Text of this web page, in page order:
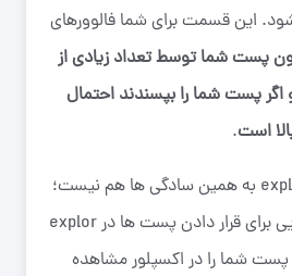
این قسمت برای شما فالوورهای
پست شما توسط تعداد زیادی از
اگر پست شما را بپسندند احتمال
است.
نمایش پست ها در explor به همین سادگی ها هم نیست؛
اینستاگرام الگوریتم هایی برای قرار دادن پست ها در explor
پست شما را در اکسپلور مشاهده